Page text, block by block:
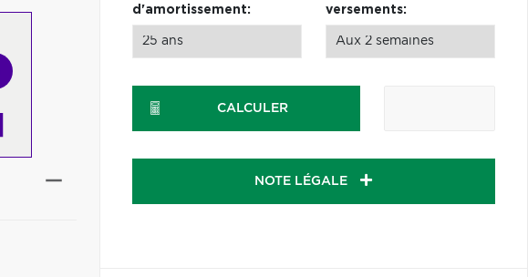
d'amortissement:
versements:
CALCULER
NOTE LÉGALE